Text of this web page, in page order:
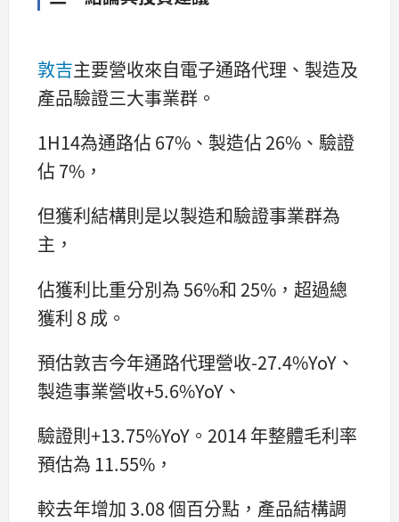
敦吉主要營收來自電子通路代理、製造及
產品驗證三大事業群。
1H14為通路佔 67%、製造佔 26%、驗證
佔 7%，
但獲利結構則是以製造和驗證事業群為
主，
佔獲利比重分別為 56%和 25%，超過總
獲利 8 成。
預估敦吉今年通路代理營收-27.4%YoY、
製造事業營收+5.6%YoY、
驗證則+13.75%YoY。2014 年整體毛利率
預估為 11.55%，
較去年增加 3.08 個百分點，產品結構調